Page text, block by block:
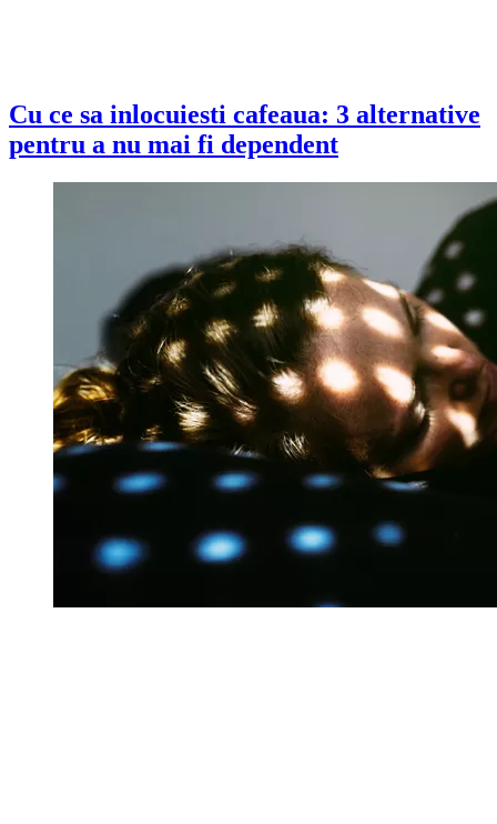
Cu ce sa inlocuiesti cafeaua: 3 alternative
pentru a nu mai fi dependent